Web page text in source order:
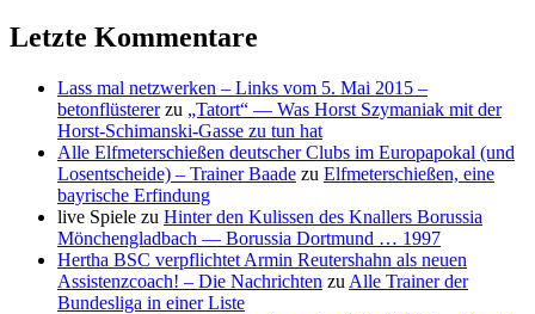
Letzte Kommentare
Lass mal netzwerken – Links vom 5. Mai 2015 –
betonflüstererzu „Tatort“ — Was Horst Szymaniak mit der
Horst-Schimanski-Gasse zu tun hat
Alle Elfmeterschießen deutscher Clubs im Europapokal (und
Losentscheide) – Trainer Baade zu Elfmeterschießen, eine
bayrische Erfindung
live Spiele zu Hinter den Kulissen des Knallers Borussia
Mönchengladbach — Borussia Dortmund … 1997
Hertha BSC verpflichtet Armin Reutershahn als neuen
Assistenzcoach! – Die Nachrichten zu Alle Trainer der
Bundesliga in einer Liste